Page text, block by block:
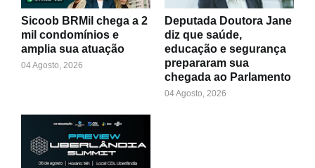
Sicoob BRMil chega a 2
mil condomínios e
amplia sua atuação
04 Agosto, 2026
Deputada Doutora Jane
diz que saúde,
educação e segurança
prepararam sua
chegada ao Parlamento
04 Agosto, 2026